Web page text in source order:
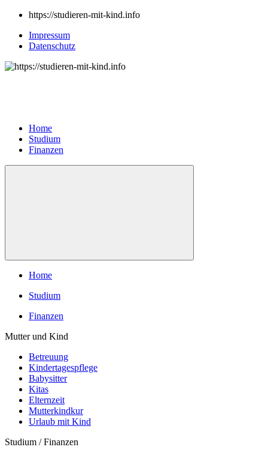
https://studieren-mit-kind.info
Impressum
Datenschutz
Home
Studium
Finanzen
Home
Studium
Finanzen
Mutter und Kind
Betreuung
Kindertagespflege
Babysitter
Kitas
Elternzeit
Mutterkindkur
Urlaub mit Kind
Studium / Finanzen